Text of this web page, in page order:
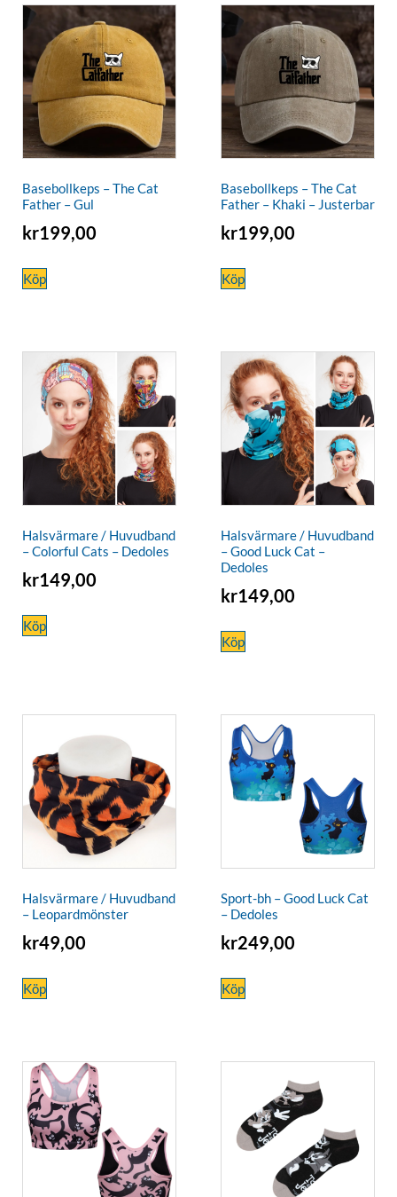
Basebollkeps – The Cat
Father – Gul
kr199,00
Köp
Basebollkeps – The Cat
Father – Khaki – Justerbar
kr199,00
Köp
Halsvärmare / Huvudband
– Colorful Cats – Dedoles
kr149,00
Köp
Halsvärmare / Huvudband
– Good Luck Cat –
Dedoles
kr149,00
Köp
Halsvärmare / Huvudband
– Leopardmönster
kr49,00
Köp
Sport-bh – Good Luck Cat
– Dedoles
kr249,00
Köp